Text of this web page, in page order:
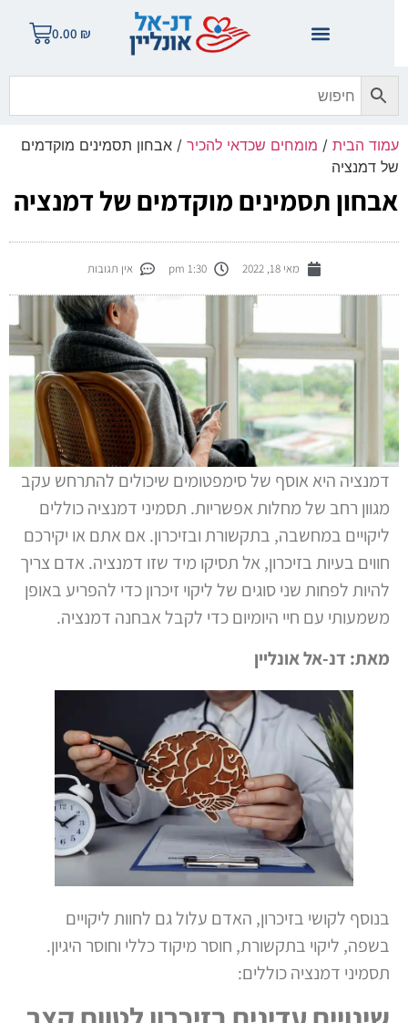
0.00
הבית/ מומחים שכדאי להכיר/ אבחון תסמינים מוקדמים
דמנציה
תסמינים מוקדמים של דמנציה
מאי 18, 2022 1:30 pm אין תגובות
דמנציה היא אוסף של סימפטומים שיכולים להתרחש עקב
מגוון רחב של מחלות אפשריות. תסמיני דמנציה כוללים
ליקויים במחשבה, בתקשורת ובזיכרון. אם אתם או יקירכם
חווים בעיות בזיכרון, אל תסיקו מיד שזו דמנציה. אדם צריך
להיות לפחות שני סוגים של ליקוי זיכרון כדי להפריע באופן
משמעותי עם חיי היומיום כדי לקבל אבחנה דמנציה.
מאת: דנ-אל אונליין
בנוסף לקושי בזיכרון, האדם עלול גם לחוות ליקויים
בשפה, ליקוי בתקשורת, חוסר מיקוד כללי וחוסר היגיון.
תסמיני דמנציה כוללים: